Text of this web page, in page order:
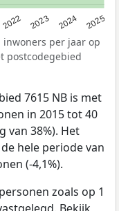
2022 2023 2024 2025
inwoners per jaar op
postcodegebied
7615 NB is met
in 2015 tot 40
van 38%). Het
hele periode van
(-4,1%).
zoals op 1